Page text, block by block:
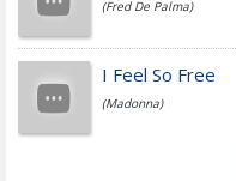
Simone Cristicchi
(Fred De Palma)
I Feel So Free
(Madonna)